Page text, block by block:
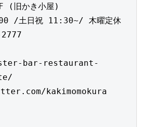
(旧かき小屋)
/土日祝 11:30~/ 木曜定休
bar-restaurant-
kakimomokura